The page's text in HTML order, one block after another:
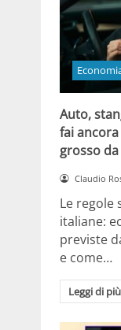
Auto,
fai
grosso
Claudio
Le regole
italiane:
previste
e come…
Leggi di più